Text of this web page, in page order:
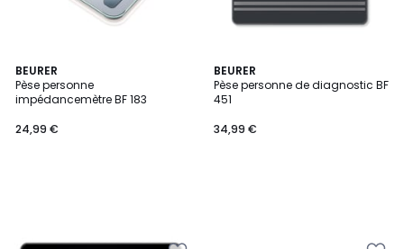
BEURER
Pèse personne
impédancemètre BF 183
24,99 €
BEURER
Pèse personne de diagnostic BF
451
34,99 €